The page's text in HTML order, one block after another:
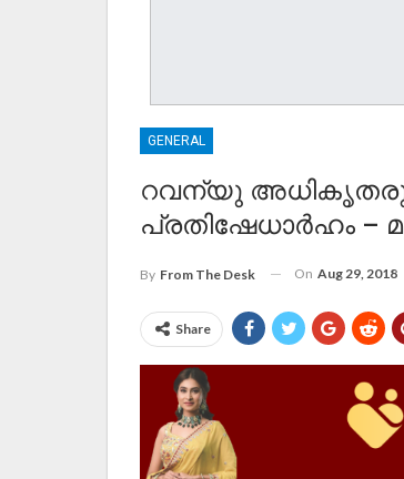
GENERAL
റവന്യു
പ്രതിഷേധാർഹം –
By From The Desk On Aug 29, 2018
Share